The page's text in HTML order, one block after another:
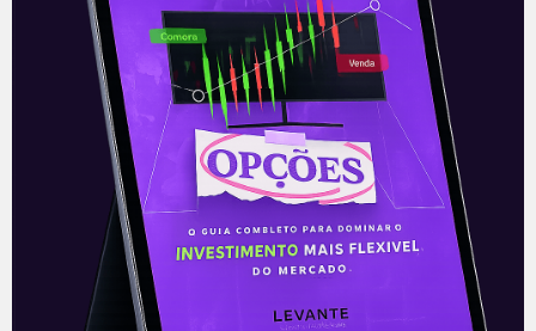
curva real e a preferência do mercado
por alongamento seletivo de duration em
um contexto de expectativas ancoradas
para a política monetária.
Análise de Ações Brasil